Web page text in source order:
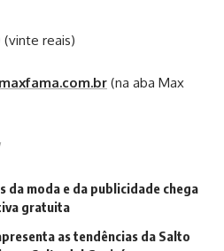
(vinte reais)
(na aba Max
da moda e da publicidade chega
gratuita
as tendências da Salto